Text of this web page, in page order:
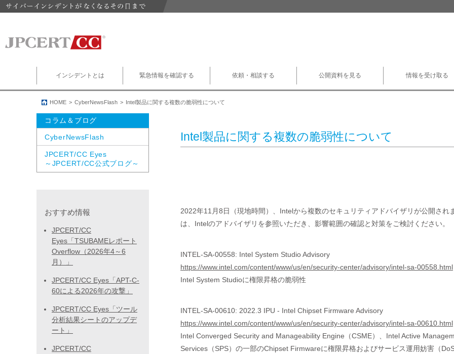
インシデントとは 緊急情報を確認する 依頼・相談する 公開資料を見る 情報を受け取る
HOME CyberNewsFlash Intel製品に関する複数の脆弱性について
Intel製品に関する複数の脆弱性について
2022年11月8日（現地時間）、Intelから複数のセキュリティアドバイザリが公開さ
は、Intelのアドバイザリを参照いただき、影響範囲の確認と対策をご検討ください。
INTEL-SA-00558: Intel System Studio Advisory
https://www.intel.com/content/www/us/en/security-center/advisory/intel-sa-00558.html
Intel System Studioに権限昇格の脆弱性
INTEL-SA-00610: 2022.3 IPU - Intel Chipset Firmware Advisory
https://www.intel.com/content/www/us/en/security-center/advisory/intel-sa-00610.html
Intel Converged Security and Manageability Engine（CSME）、Intel Active
Services（SPS）の一部のChipset Firmwareに権限昇格およびサービス運用妨害（
コラム＆ブログ
CyberNewsFlash
JPCERT/CC Eyes
～JPCERT/CC公式ブログ～
おすすめ情報
JPCERT/CC
Eyes「TSUBAMEレポート
Overflow（2026年4～6
月）」
JPCERT/CC Eyes「APT-C-
60による2026年の攻撃」
JPCERT/CC Eyes「ツール
分析結果シートのアップデ
ート」
JPCERT/CC